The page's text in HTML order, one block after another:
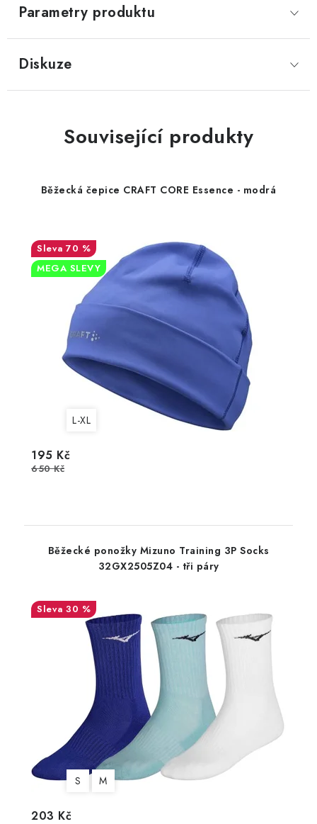
Parametry produktu
Diskuze
Související produkty
Běžecká čepice CRAFT CORE Essence - modrá
70 %
MEGA SLEVY
L-XL
195 Kč
650 Kč
Běžecké ponožky Mizuno Training 3P Socks
32GX2505Z04 - tři páry
30 %
S M
203 Kč